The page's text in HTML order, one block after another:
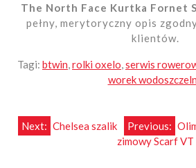
The North Face Kurtka Fornet
pełny, merytoryczny opis
klientów.
Tagi: btwin,rolki oxelo,serwis
worek
Nawigacja
Previous:
Next: Chelsea szalik
zimowy Scarf VT